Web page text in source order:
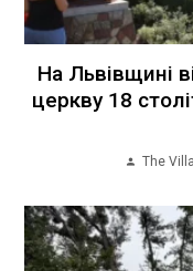
На Львівщині
церкву 18
The